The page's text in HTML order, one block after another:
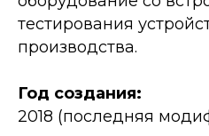
тестирования
производства.
Год создания:
2018 (последняя